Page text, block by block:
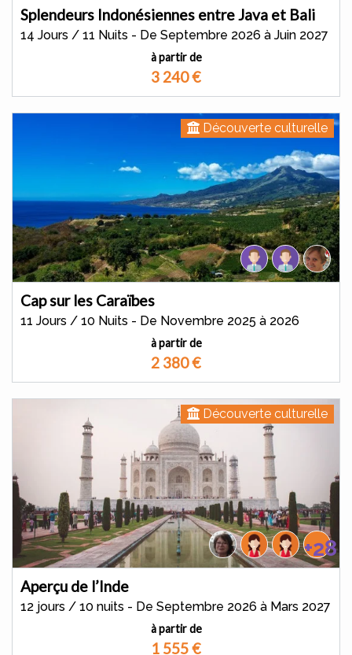
Splendeurs Indonésiennes entre Java et Bali
14 Jours / 11 Nuits - De Septembre 2026 à Juin 2027
à partir de
3 240€
Découverte culturelle
Cap sur les Caraïbes
11 Jours / 10 Nuits - De Novembre 2025 à 2026
à partir de
2 380€
Découverte culturelle
+28
Aperçu de l’Inde
12 jours / 10 nuits - De Septembre 2026 à Mars 2027
à partir de
1 555€